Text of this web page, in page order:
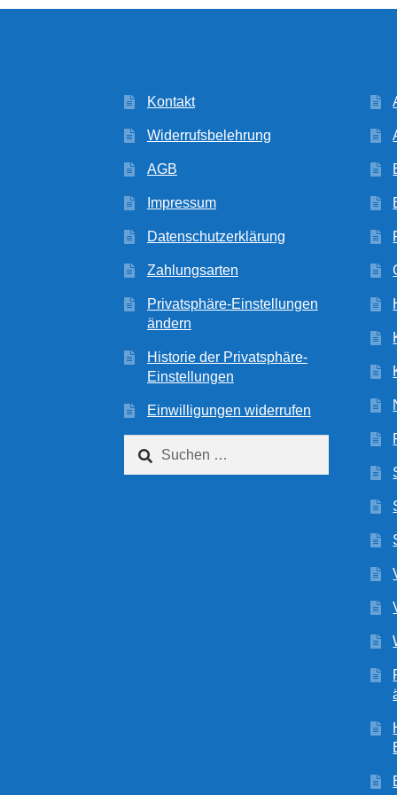
Kontakt
Widerrufsbelehrung
AGB
Impressum
Datenschutzerklärung
Zahlungsarten
Privatsphäre-Einstellungen
ändern
Historie der Privatsphäre-
Einstellungen
Einwilligungen widerrufen
nach: